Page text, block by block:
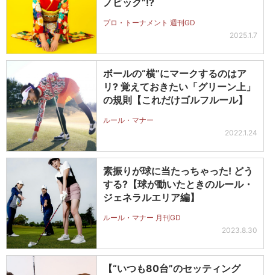
ノビック”!?
プロ・トーナメント 週刊GD
2025.1.7
ボールの“横”にマークするのはア
リ? 覚えておきたい「グリーン上」
の規則【これだけゴルフルール】
ルール・マナー
2022.1.24
素振りが球に当たっちゃった! どう
する?【球が動いたときのルール・
ジェネラルエリア編】
ルール・マナー 月刊GD
2023.8.30
【“いつも80台”のセッティング